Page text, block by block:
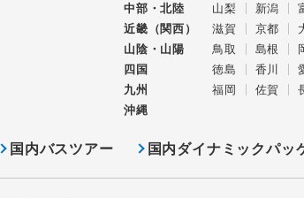
中部・北陸
山梨 新潟
近畿（関西）
滋賀 京都
山陰・山陽
鳥取 島根
四国
徳島 香川
九州
福岡 佐賀
沖縄
国内バスツアー 国内ダイナミックパッ